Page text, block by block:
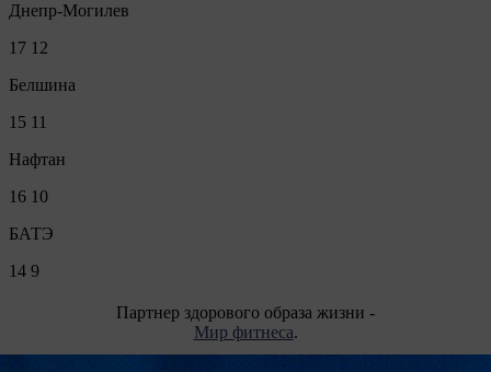
Днепр-Могилев
17 12
Белшина
15 11
Нафтан
16 10
БАТЭ
14 9
Партнер здорового образа жизни -
Мир фитнеса.